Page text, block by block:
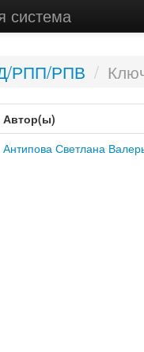
система
РПП/РПВ /
Автор(ы)
Антипова Светлана